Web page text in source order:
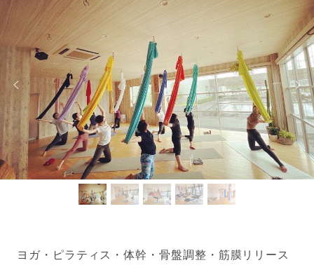
ヨガ・ピラティス・体幹・骨盤調整・筋膜リリース